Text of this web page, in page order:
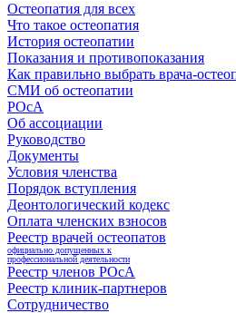
Остеопатия для всех
Что такое остеопатия
История остеопатии
Показания и противопоказания
Как правильно выбрать врача-
СМИ об остеопатии
РОсА
Об ассоциации
Руководство
Документы
Условия членства
Порядок вступления
Деонтологический кодекс
Оплата членских взносов
Реестр врачей остеопатов
официально допущенных к
профессиональной деятельности
Реестр членов РОсА
Реестр клиник-партнеров
Сотрудничество